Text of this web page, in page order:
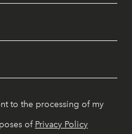
to the processing of my
of Privacy Policy